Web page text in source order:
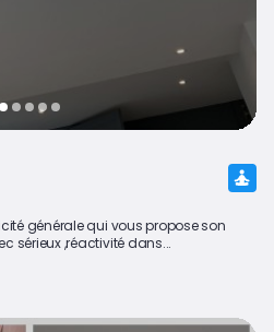
générale qui vous propose son
sérieux ,réactivité dans...